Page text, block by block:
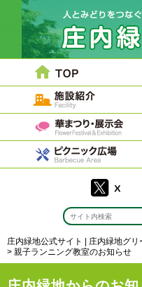
庄内緑地公式サイト | 庄内緑地グ
> 親子ランニング教室のお知らせ